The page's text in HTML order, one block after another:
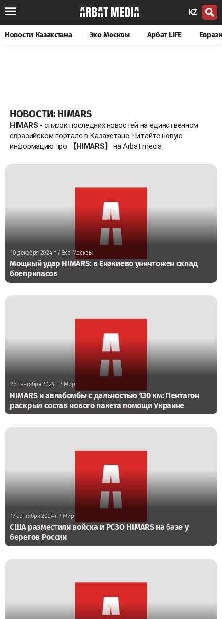
KZ
Новости Казахстана Эхо Москвы Арбат LIFE
НОВОСТИ: HIMARS
HIMARS - список последних новостей на единственном
евразийском портале в Казахстане. Читайте новую
информацию про
【HIMARS】 на Arbat media
10 декабря 2024 г./ Эхо Москвы
Мощный удар HIMARS: в Енакиево уничтожен склад
боеприпасов
26 сентября 2024 г./ Мир
HIMARS и авиабомбы с дальностью 130 км: Пентагон
раскрыл состав нового пакета помощи Украине
17 сентября 2024 г./ Мир
США разместили войска и РСЗО HIMARS на базе у
берегов России